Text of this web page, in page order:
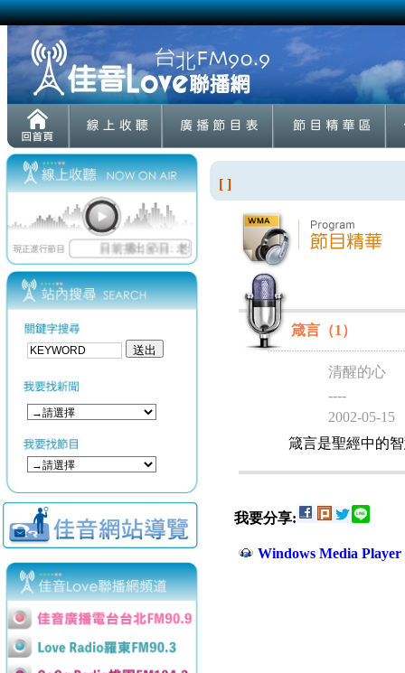
[ ]
箴言（1）
清醒的心
----
2002-05-15
箴言是聖經中的
我要分享:
Windows Media